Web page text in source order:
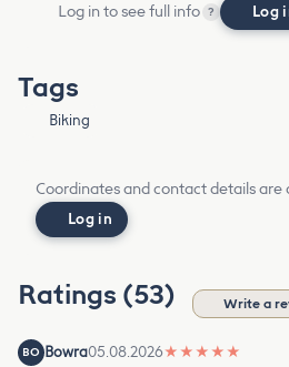
Log in to see full info ? Log
Tags
Biking
Coordinates and contact details are
Log in
Ratings (53) Write a
BO Bowra05.08.2026★ ★ ★ ★ ★